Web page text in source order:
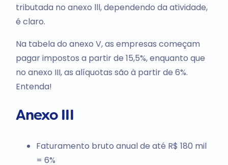
tributada no anexo lll, dependendo da atividade,
é claro.
Na tabela do anexo V, as empresas começam
pagar impostos a partir de 15,5%, enquanto que
no anexo III, as alíquotas são à partir de 6%.
Entenda!
Anexo III
Faturamento bruto anual de até R$ 180 mil
= 6%